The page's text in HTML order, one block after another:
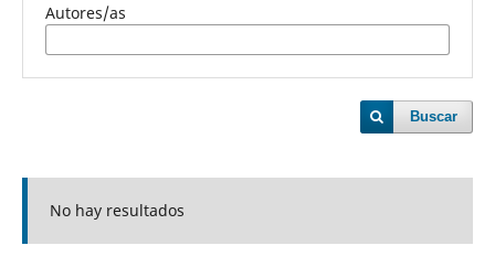
Autores/as
Buscar
No hay resultados